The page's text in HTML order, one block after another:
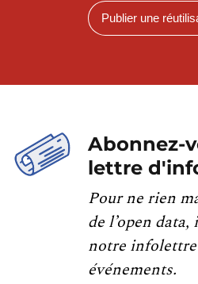
Publier une
Abonnez-
lettre
Pour ne rien
de l’open
notre
événements.